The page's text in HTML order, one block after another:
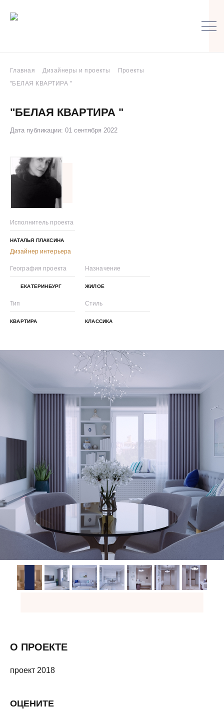
Главная Дизайнеры и проекты
Проекты
"БЕЛАЯ КВАРТИРА "
"БЕЛАЯ КВАРТИРА "
Дата публикации: 01 сентября 2022
Исполнитель проекта
НАТАЛЬЯ ПЛАКСИНА
Дизайнер интерьера
География проекта
ЕКАТЕРИНБУРГ
Назначение
ЖИЛОЕ
Тип
КВАРТИРА
Стиль
КЛАССИКА
О ПРОЕКТЕ
проект 2018
ОЦЕНИТЕ